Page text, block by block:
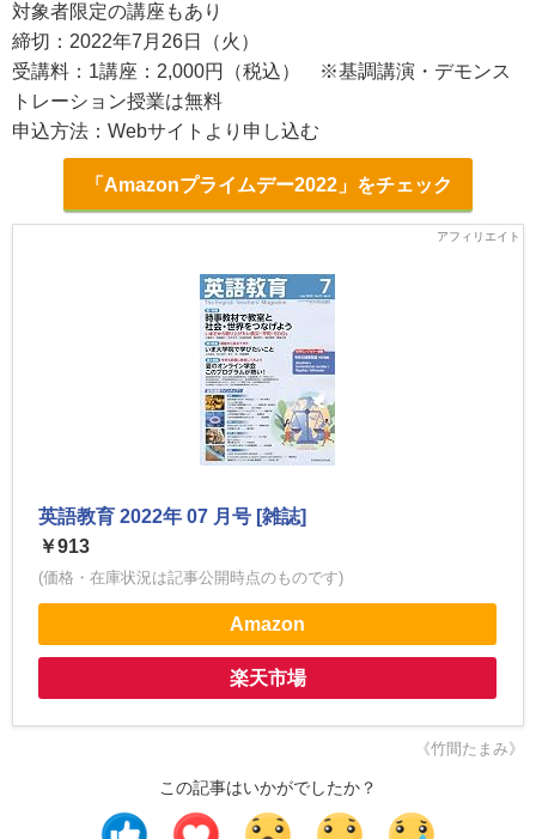
対象者限定の講座もあり
締切：2022年7月26日（火）
受講料：1講座：2,000円（税込） ※基調講演・デモンス
トレーション授業は無料
申込方法：Webサイトより申し込む
「Amazonプライムデー2022」をチェック
英語教育 2022年 07 月号 [雑誌]
￥913
(価格・在庫状況は記事公開時点のものです)
Amazon
楽天市場
《竹間たまみ》
この記事はいかがでしたか？